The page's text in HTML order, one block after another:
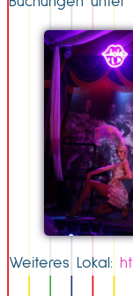
Weiteres Lokal: